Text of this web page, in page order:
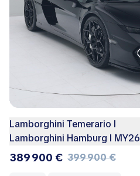
Lamborghini Temerario I
Lamborghini Hamburg I MY26
389 900 € 399 900 €